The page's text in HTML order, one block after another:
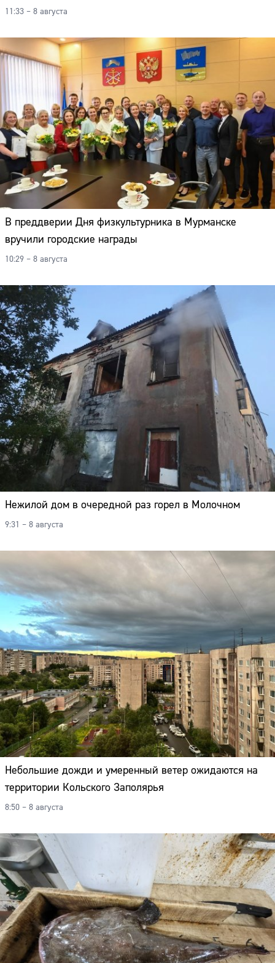
11:33 – 8 августа
В преддверии Дня физкультурника в Мурманске
вручили городские награды
10:29 – 8 августа
Нежилой дом в очередной раз горел в Молочном
9:31 – 8 августа
Небольшие дожди и умеренный ветер ожидаются на
территории Кольского Заполярья
8:50 – 8 августа
Сайт: